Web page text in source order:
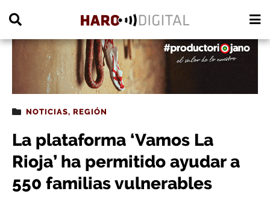
NOTICIAS, REGIÓN
La plataforma ‘Vamos La
Rioja’ ha permitido ayudar a
550 familias vulnerables